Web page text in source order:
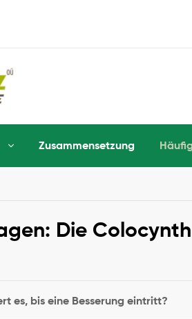
Zusammensetzung
Die
es, bis eine Besserung eintritt?